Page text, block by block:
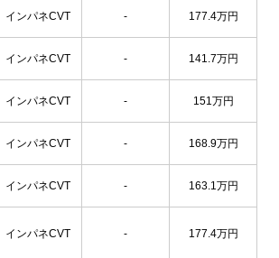
インパネCVT - 177.4万円
インパネCVT - 141.7万円
インパネCVT - 151万円
インパネCVT - 168.9万円
インパネCVT - 163.1万円
インパネCVT - 177.4万円